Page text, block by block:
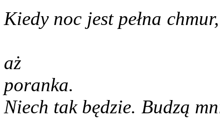
Kiedy noc jest
aż
Niech tak będzie.